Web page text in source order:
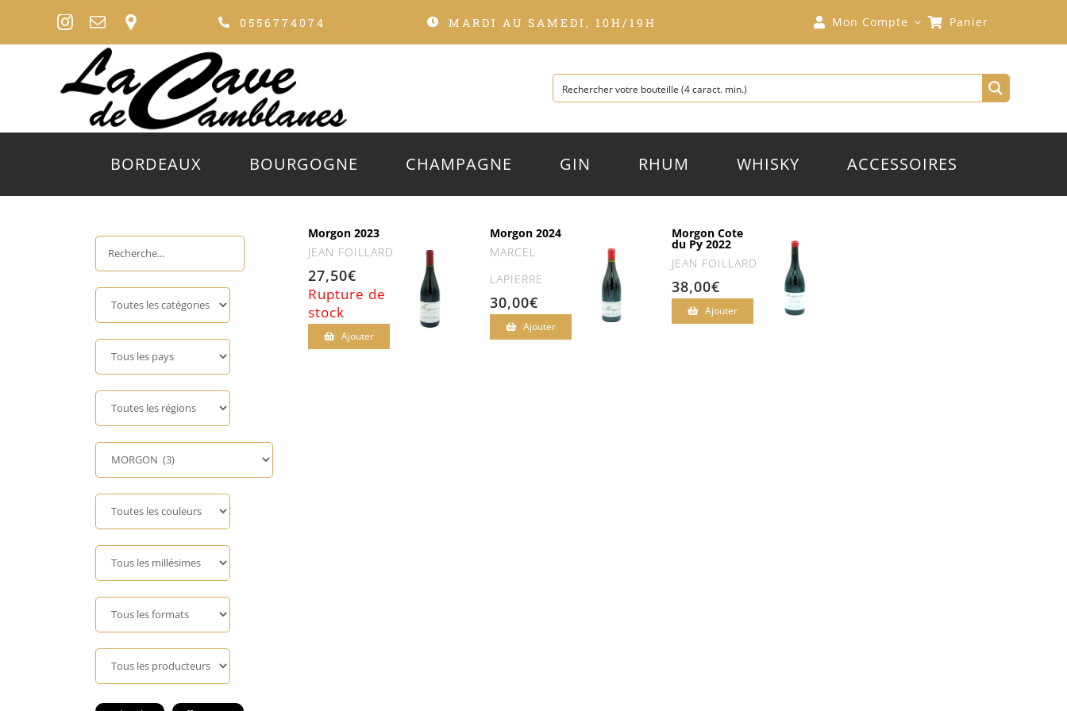
0556774074 MARDI AU SAMEDI, 10H/19H Mon Compte Panier
BORDEAUX BOURGOGNE CHAMPAGNE GIN RHUM WHISKY ACCESSOIRES
Morgon 2023
JEAN FOILLARD
27,50€
Rupture de
stock
Ajouter
Morgon 2024
MARCEL
LAPIERRE
30,00€
Ajouter
Morgon Cote
du Py 2022
JEAN FOILLARD
38,00€
Ajouter